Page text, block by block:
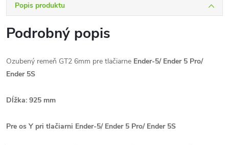
Popis produktu
Podrobný popis
Ozubený remeň GT2 6mm pre tlačiarne Ender-5/ Ender 5 Pro/
Ender 5S
Dĺžka: 925 mm
Pre os Y pri tlačiarni Ender-5/ Ender 5 Pro/ Ender 5S